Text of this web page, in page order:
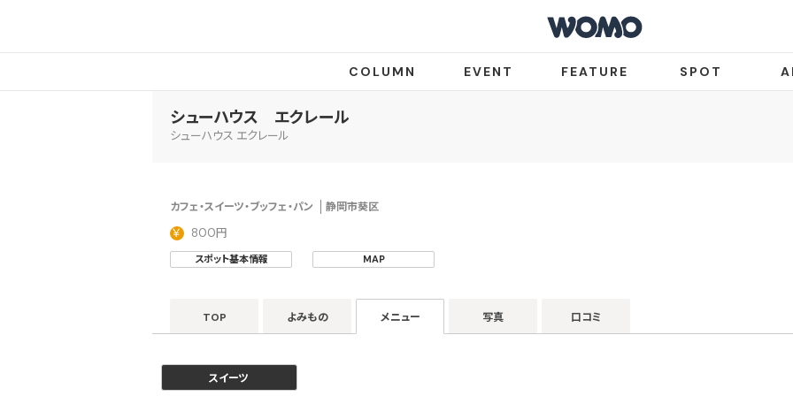
COLUMN EVENT FEATURE SPOT
シューハウス エクレール
シューハウス エクレール
カフェ・スイーツ・ブッフェ・パン 静岡市葵区
800円
スポット基本情報 MAP
TOP よみもの メニュー 写真 口コミ
スイーツ